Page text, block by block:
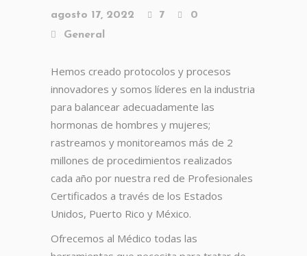
agosto 17, 2022 7
0
General
Hemos creado protocolos y procesos
innovadores y somos líderes en la industria
para balancear adecuadamente las
hormonas de hombres y mujeres;
rastreamos y monitoreamos más de 2
millones de procedimientos realizados
cada año por nuestra red de Profesionales
Certificados a través de los Estados
Unidos, Puerto Rico y México.
Ofrecemos al Médico todas las